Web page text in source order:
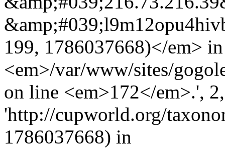
199, 1786037668)</em> in
<em>/var/www/sites/
on line <em>172</em>.',
'http://cupworld.org/
1786037668) in